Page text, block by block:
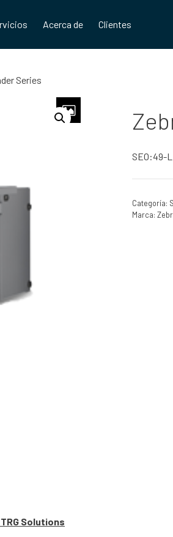
Acerca de Clientes
Series
SEO:49-
Categoría:
Marca:
Solutions